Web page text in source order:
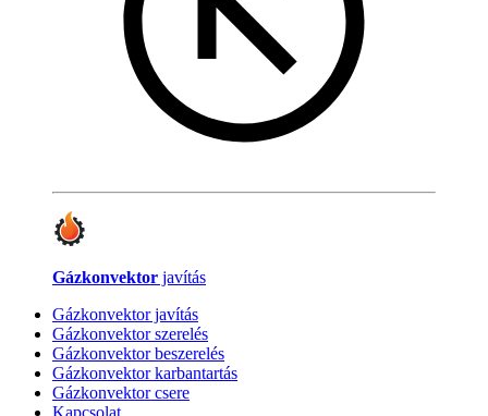
Gázkonvektor javítás
Gázkonvektor javítás
Gázkonvektor szerelés
Gázkonvektor beszerelés
Gázkonvektor karbantartás
Gázkonvektor csere
Kapcsolat